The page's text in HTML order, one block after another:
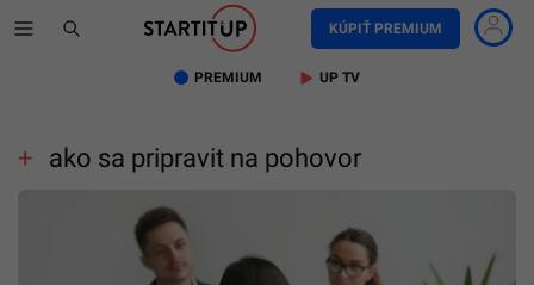
KÚPIŤ PREMIUM
PREMIUM UP TV
ako sa pripravit na pohovor